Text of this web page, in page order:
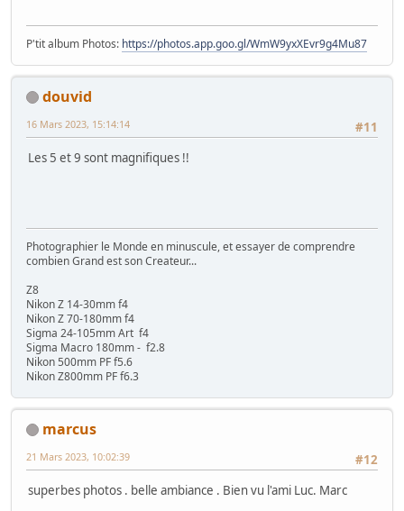
P'tit album Photos: https://photos.app.goo.gl/WmW9yxXEvr9g4Mu87
douvid
#11
16 Mars 2023, 15:14:14
Les 5 et 9 sont magnifiques !!
Photographier le Monde en minuscule, et essayer de comprendre
combien Grand est son Createur...
Z8
Nikon Z 14-30mm f4
Nikon Z 70-180mm f4
Sigma 24-105mm Art f4
Sigma Macro 180mm - f2.8
Nikon 500mm PF f5.6
Nikon Z800mm PF f6.3
marcus
#12
21 Mars 2023, 10:02:39
superbes photos . belle ambiance . Bien vu l'ami Luc. Marc